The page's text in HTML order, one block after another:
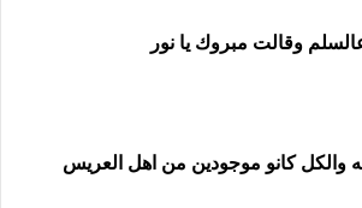
وقالت مبروك يا نور
والكل كانو موجودين من اهل العريس